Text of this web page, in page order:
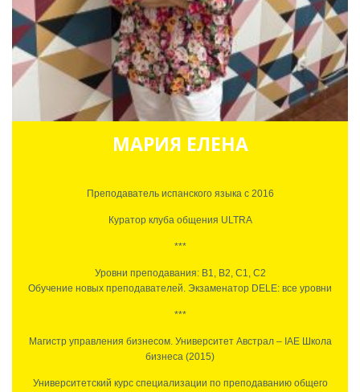
Её аргентинская радость и открытость ко всему новому, позволяют
проводить очень инновационные занятия.
МАРИЯ ЕЛЕНА
Преподаватель испанского языка с 2016
Куратор клуба общения ULTRA
***
Уровни преподавания: В1, В2, С1, С2
Обучение новых преподавателей. Экзаменатор DELE: все уровни
***
Магистр управления бизнесом. Университет Австрал – IAE Школа
бизнеса (2015)
Университетский курс специализации по преподаванию общего